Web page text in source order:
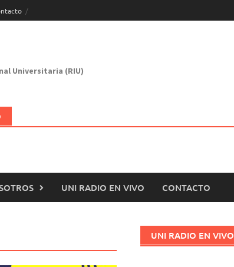
Universitaria (RIU)
UNI RADIO EN VIVO CONTACTO
UNI RADIO EN VIVO